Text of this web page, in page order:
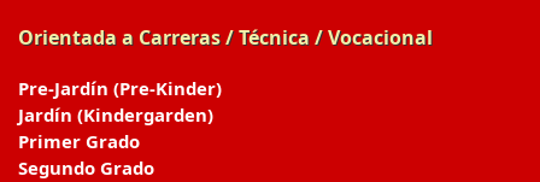
Orientada a Carreras / Técnica / Vocacional
Pre-Jardín (Pre-Kinder)
Jardín (Kindergarden)
Primer Grado
Segundo Grado